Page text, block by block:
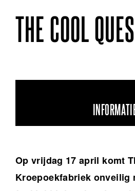
THE COOL QUEST
Op vrijdag 17 april komt
Kroepoekfabriek onveilig